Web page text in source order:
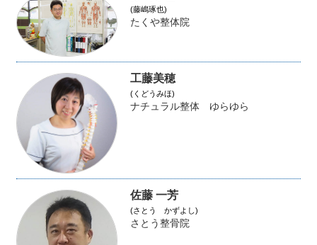
(藤嶋琢也)
たくや整体院
工藤美穂
(くどうみほ)
ナチュラル整体 ゆらゆら
佐藤 一芳
(さとう かずよし)
さとう整骨院